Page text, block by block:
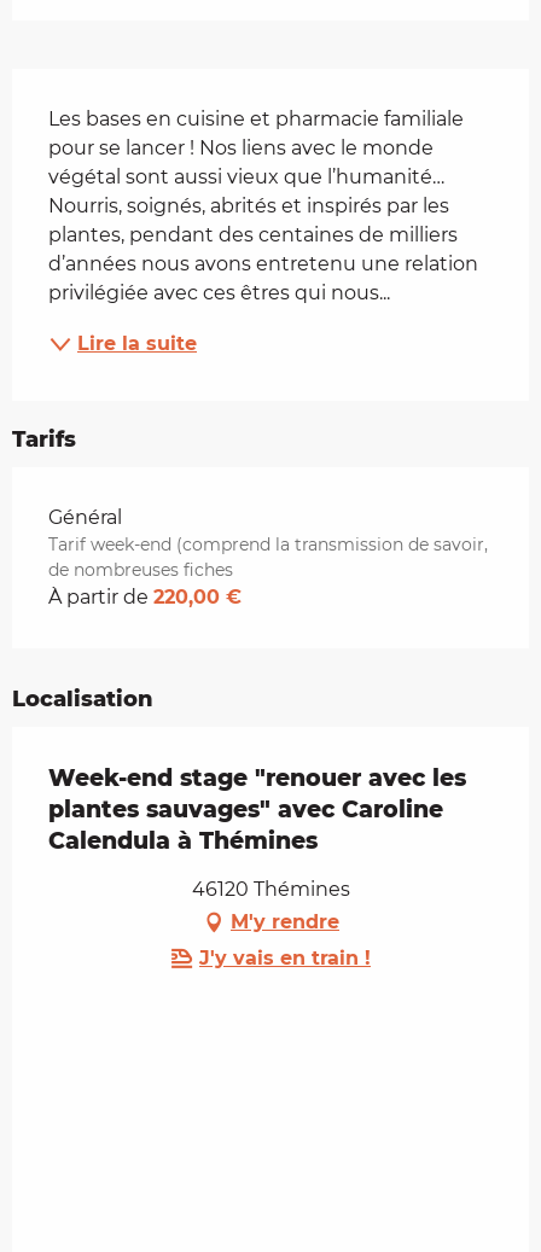
Les bases en cuisine et pharmacie familiale
pour se lancer ! Nos liens avec le monde
végétal sont aussi vieux que l’humanité…
Nourris, soignés, abrités et inspirés par les
plantes, pendant des centaines de milliers
d’années nous avons entretenu une relation
privilégiée avec ces êtres qui nous...
Lire la suite
Tarifs
Tarifs 2026
Général
Tarif week-end (comprend la transmission de savoir,
de nombreuses fiches
À partir de 220,00 €
Localisation
Week-end stage "renouer avec les
plantes sauvages" avec Caroline
Calendula à Thémines
46120 Thémines
M'y rendre
J'y vais en train !